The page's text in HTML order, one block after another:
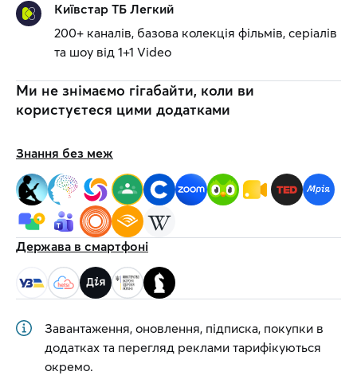
Київстар ТБ Легкий
200+ каналів, базова колекція фільмів, серіалів
та шоу від 1+1 Video
Ми не знімаємо гігабайти, коли ви
користуєтеся цими додатками
Знання без меж
Держава в смартфоні
Завантаження, оновлення, підписка, покупки в
додатках та перегляд реклами тарифікуються
окремо.